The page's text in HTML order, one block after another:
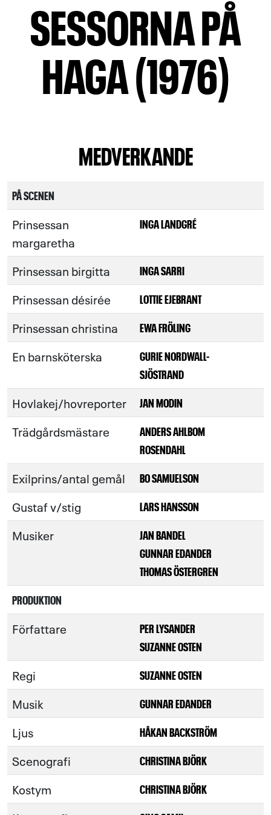
SESSORNA PÅ
HAGA (1976)
MEDVERKANDE
PÅ SCENEN
Prinsessan
margaretha
INGA LANDGRÉ
Prinsessan birgitta INGA SARRI
Prinsessan désirée LOTTIE EJEBRANT
Prinsessan christina EWA FRÖLING
En barnsköterska
GURIE NORDWALL-
SJÖSTRAND
Hovlakej/hovreporter JAN MODIN
Trädgårdsmästare
ANDERS AHLBOM
ROSENDAHL
Exilprins/antal gemål BO SAMUELSON
Gustaf v/stig LARS HANSSON
Musiker
JAN BANDEL
GUNNAR EDANDER
THOMAS ÖSTERGREN
PRODUKTION
Författare
PER LYSANDER
SUZANNE OSTEN
Regi SUZANNE OSTEN
Musik GUNNAR EDANDER
Ljus HÅKAN BACKSTRÖM
Scenografi CHRISTINA BJÖRK
Kostym CHRISTINA BJÖRK